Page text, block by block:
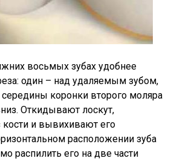
восьмых зубах удобнее
один – над удаляемым зубом,
коронки второго моляра
Откидывают лоскут,
и вывихивают его
расположении зуба
распилить его на две части